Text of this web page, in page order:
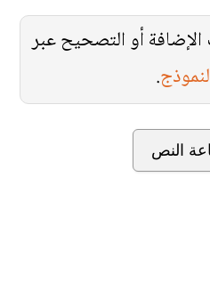
أو التصحيح عبر
.
النص